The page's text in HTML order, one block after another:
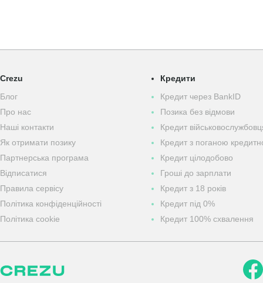
Crezu
Блог
Про нас
Наші контакти
Як отримати позику
Партнерська програма
Відписатися
Правила сервісу
Політика конфіденційності
Політика cookie
Кредити
Кредит через BankID
Позика без відмови
Кредит
Кредит з поганою
Кредит цілодобово
Гроші до зарплати
Кредит з 18 років
Кредит під 0%
Кредит 100% схвалення